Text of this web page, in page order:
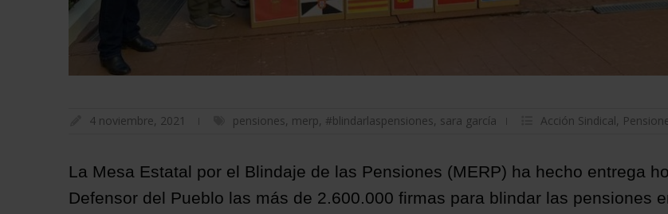
4 noviembre, 2021 pensiones, merp, #blindarlaspensiones, sara garcía Acción Sindical,
La Mesa Estatal por el Blindaje de las Pensiones (MERP) ha hecho entrega
Defensor del Pueblo las más de 2.600.000 firmas para blindar las pensiones